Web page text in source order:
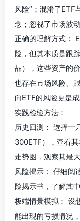
风险”；混淆了ETF
念；忽视了市场波
正确的理解方式：
险，但其本质是跟
品），这些资产的
也存在市场风险、
向ETF的风险更是成
实践检验方法：
历史回测： 选择一
300ETF），查看
走势图，观察其最大
风险揭示： 仔细阅
险揭示书，了解其
极端情景模拟： 设
能出现的亏损情况